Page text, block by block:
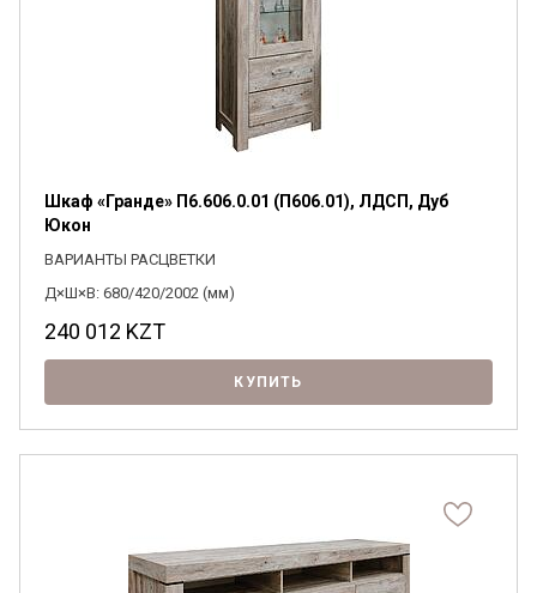
Шкаф «Гранде» П6.606.0.01 (П606.01), ЛДСП, Дуб
Юкон
ВАРИАНТЫ РАСЦВЕТКИ
Д×Ш×В: 680/420/2002 (мм)
240 012 KZT
КУПИТЬ